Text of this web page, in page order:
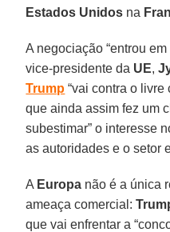
Estados Unidos na
A negociação “entrou
vice-presidente da UE,
Trump “vai contra o livre
que ainda assim fez um
subestimar” o interesse
as autoridades e o setor
A Europa não é a única
ameaça comercial:
que vai enfrentar a